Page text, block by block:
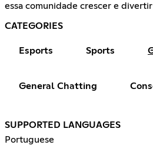
essa comunidade crescer e divertir
CATEGORIES
Esports Sports
General Chatting
SUPPORTED LANGUAGES
Portuguese